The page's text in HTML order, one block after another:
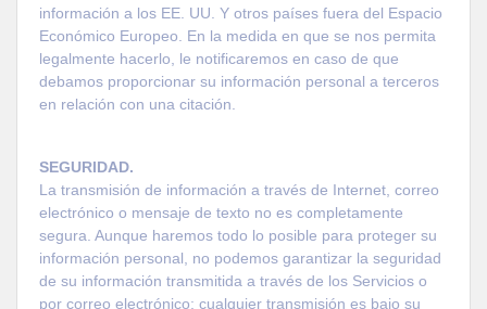
información a los EE. UU. Y otros países fuera del Espacio
Económico Europeo. En la medida en que se nos permita
legalmente hacerlo, le notificaremos en caso de que
debamos proporcionar su información personal a terceros
en relación con una citación.
SEGURIDAD.
La transmisión de información a través de Internet, correo
electrónico o mensaje de texto no es completamente
segura. Aunque haremos todo lo posible para proteger su
información personal, no podemos garantizar la seguridad
de su información transmitida a través de los Servicios o
por correo electrónico; cualquier transmisión es bajo su